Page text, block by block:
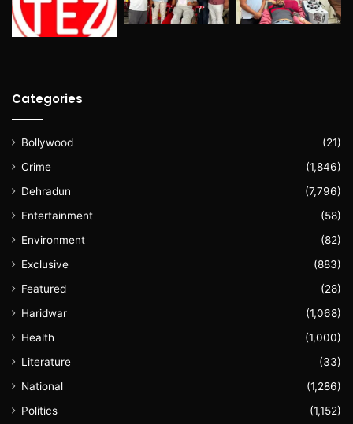
Categories
Bollywood
(21)
Crime
(1,846)
Dehradun
(7,796)
Entertainment
(58)
Environment
(82)
Exclusive
(883)
Featured
(28)
Haridwar
(1,068)
Health
(1,000)
Literature
(33)
National
(1,286)
Politics
(1,152)